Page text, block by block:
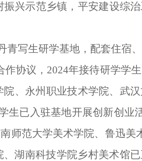
兴示范乡镇，平安建设综
青写生研学基地，配套住宿
作协议， 2024年接待研学学
院、永州职业技术学院、武
生已入驻基地开展创新创业
师范大学美术学院、鲁迅美
湖南科技学院乡村美术馆